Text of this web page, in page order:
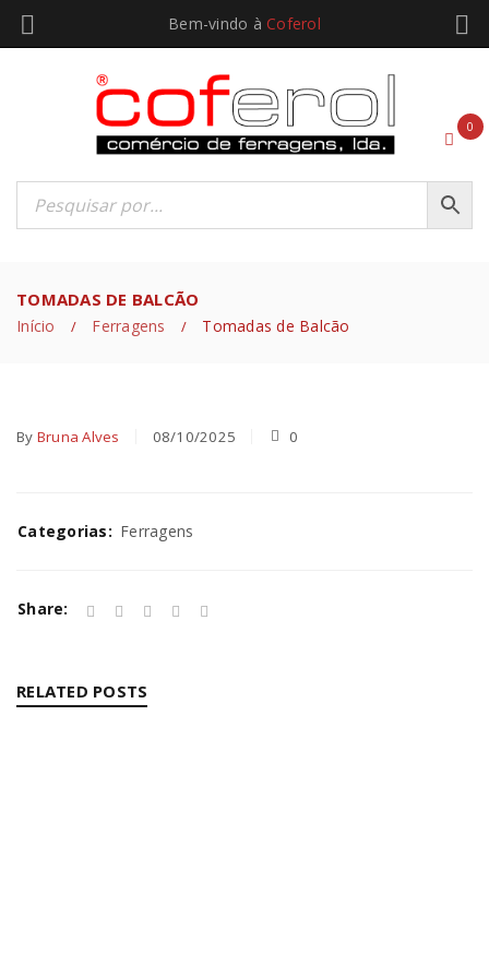
Bem-vindo à Coferol
0
TOMADAS DE BALCÃO
Início / Ferragens / Tomadas de Balcão
By Bruna Alves 08/10/2025 0
Categorias: Ferragens
Share:
RELATED POSTS